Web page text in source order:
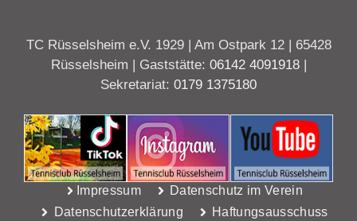
TC Rüsselsheim e.V. 1929 | Am Ostpark 12 | 65428
Rüsselsheim | Gaststätte: 06142 4091918|
Sekretariat: 0179 1375180
Impressum
Datenschutz im Verein
Datenschutzerklärung
Haftungsausschuss